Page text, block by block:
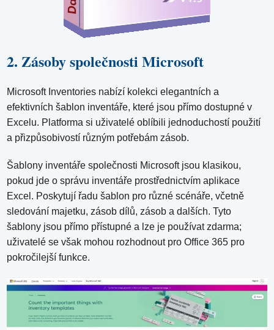
2. Zásoby společnosti Microsoft
Microsoft Inventories nabízí kolekci elegantních a
efektivních šablon inventáře, které jsou přímo dostupné v
Excelu. Platforma si uživatelé oblíbili jednoduchostí použití
a přizpůsobivostí různým potřebám zásob.
Šablony inventáře společnosti Microsoft jsou klasikou,
pokud jde o správu inventáře prostřednictvím aplikace
Excel. Poskytují řadu šablon pro různé scénáře, včetně
sledování majetku, zásob dílů, zásob a dalších. Tyto
šablony jsou přímo přístupné a lze je používat zdarma;
uživatelé se však mohou rozhodnout pro Office 365 pro
pokročilejší funkce.